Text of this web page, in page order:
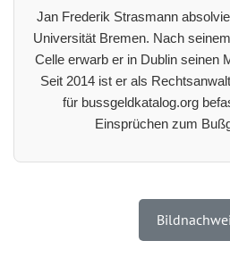
Jan Frederik Strasmann
Universität Bremen. Nach
Celle erwarb er in Dublin seinen
Seit 2014 ist er als
für bussgeldkatalog.org
Einsprüchen zum